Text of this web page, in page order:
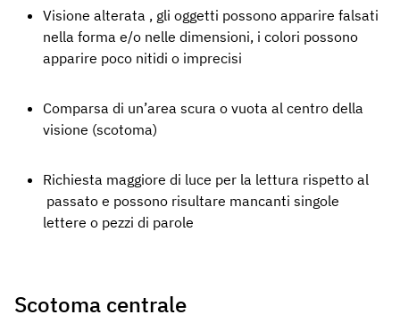
Visione alterata , gli oggetti possono apparire falsati
nella forma e/o nelle dimensioni, i colori possono
apparire poco nitidi o imprecisi
Comparsa di un’area scura o vuota al centro della
visione (scotoma)
Richiesta maggiore di luce per la lettura rispetto al
passato e possono risultare mancanti singole
lettere o pezzi di parole
Scotoma centrale